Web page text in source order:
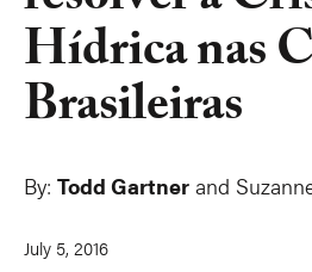
Hídrica nas
Brasileiras
By: Todd Gartner and
July 5, 2016